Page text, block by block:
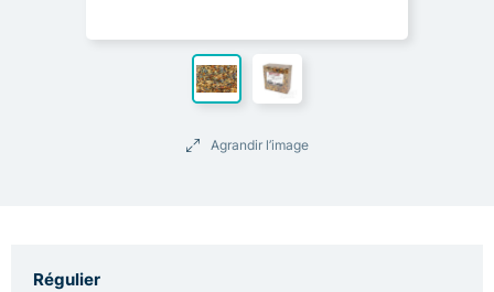
Agrandir l’image
Régulier